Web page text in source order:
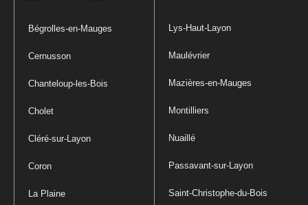
Bégrolles-en-Mauges
Cernusson
Chanteloup-les-Bois
Cholet
Cléré-sur-Layon
Coron
La Plaine
Lys-Haut-Layon
Maulévrier
Mazières-en-Mauges
Montilliers
Nuaillé
Passavant-sur-Layon
Saint-Christophe-du-Bois